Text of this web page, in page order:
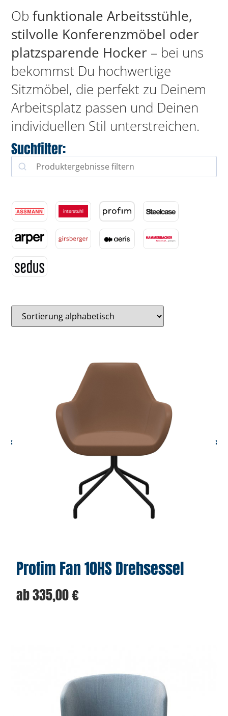
Obfunktionale Arbeitsstühle,
stilvolle Konferenzmöbel oder
platzsparende Hocker – bei uns
bekommst Du hochwertige
Sitzmöbel, die perfekt zu Deinem
Arbeitsplatz passen und Deinen
individuellen Stil unterstreichen.
Suchfilter:
Profim Fan 10HS Drehsessel
ab335,00€